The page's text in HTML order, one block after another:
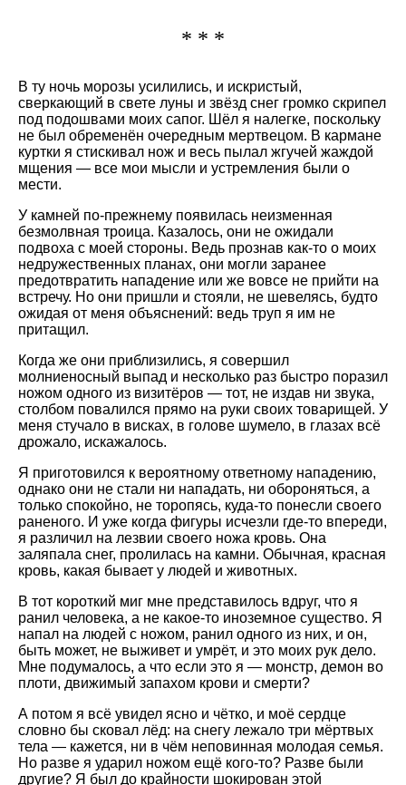
* * *
В ту ночь морозы усилились, и искристый,
сверкающий в свете луны и звёзд снег громко скрипел
под подошвами моих сапог. Шёл я налегке, поскольку
не был обременён очередным мертвецом. В кармане
куртки я стискивал нож и весь пылал жгучей жаждой
мщения — все мои мысли и устремления были о
мести.
У камней по-прежнему появилась неизменная
безмолвная троица. Казалось, они не ожидали
подвоха с моей стороны. Ведь прознав как-то о моих
недружественных планах, они могли заранее
предотвратить нападение или же вовсе не прийти на
встречу. Но они пришли и стояли, не шевелясь, будто
ожидая от меня объяснений: ведь труп я им не
притащил.
Когда же они приблизились, я совершил
молниеносный выпад и несколько раз быстро поразил
ножом одного из визитёров — тот, не издав ни звука,
столбом повалился прямо на руки своих товарищей. У
меня стучало в висках, в голове шумело, в глазах всё
дрожало, искажалось.
Я приготовился к вероятному ответному нападению,
однако они не стали ни нападать, ни обороняться, а
только спокойно, не торопясь, куда-то понесли своего
раненого. И уже когда фигуры исчезли где-то впереди,
я различил на лезвии своего ножа кровь. Она
заляпала снег, пролилась на камни. Обычная, красная
кровь, какая бывает у людей и животных.
В тот короткий миг мне представилось вдруг, что я
ранил человека, а не какое-то иноземное существо. Я
напал на людей с ножом, ранил одного из них, и он,
быть может, не выживет и умрёт, и это моих рук дело.
Мне подумалось, а что если это я — монстр, демон во
плоти, движимый запахом крови и смерти?
А потом я всё увидел ясно и чётко, и моё сердце
словно бы сковал лёд: на снегу лежало три мёртвых
тела — кажется, ни в чём неповинная молодая семья.
Но разве я ударил ножом ещё кого-то? Разве были
другие? Я был до крайности шокирован этой